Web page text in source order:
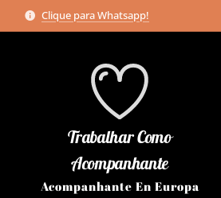
Clique para Whatsapp!
Trabalhar Como
Acompanhante
Acompanhante En Europa